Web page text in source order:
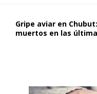
Gripe aviar en
muertos en las